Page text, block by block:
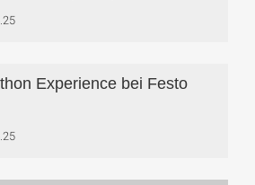
Experience bei Festo